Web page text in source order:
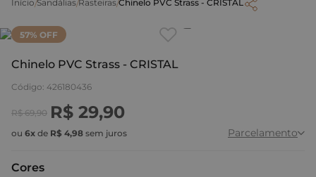
Sandálias Rasteiras Chinelo PVC Strass - CRISTAL
57% OFF
Chinelo PVC Strass - CRISTAL
Código: 426180436
R$ 69,90 R$ 29,90
ou 6x de R$ 4,98 sem juros Parcelamento
Cores